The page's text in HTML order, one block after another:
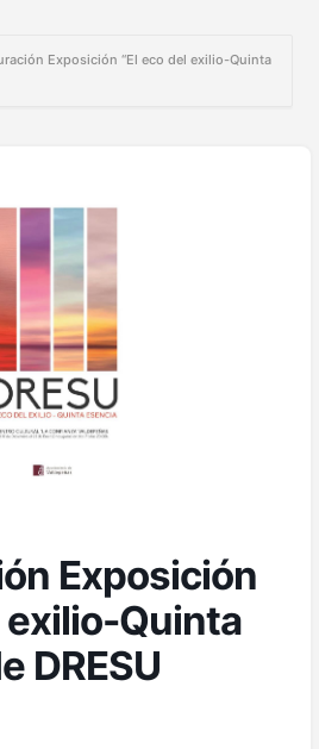
Exposición “El eco del exilio-Quinta
Exposición
exilio-Quinta
DRESU